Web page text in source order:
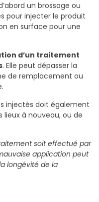
un brossage ou
pour injecter le produit
en surface pour une
d’un traitement
. Elle peut dépasser la
de remplacement ou
injectés doit également
lieux à nouveau, ou de
soit effectué par
application peut
longévité de la